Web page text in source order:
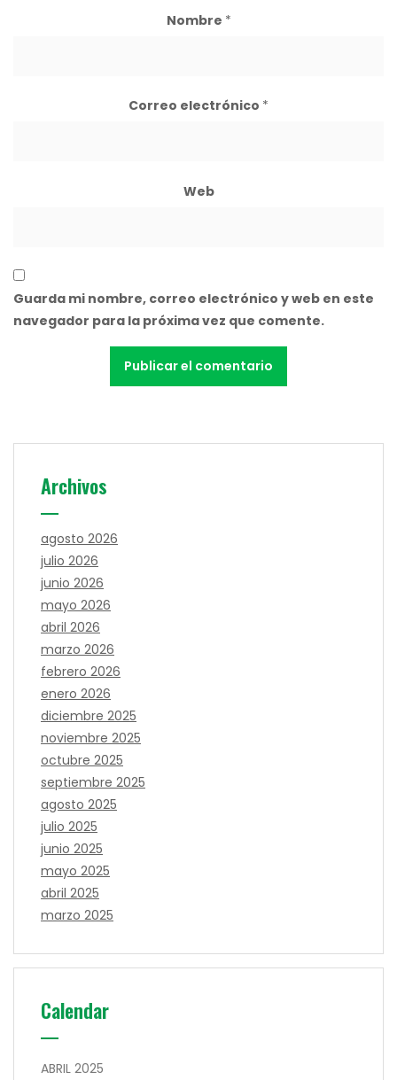
Nombre *
Correo electrónico *
Web
Guarda mi nombre, correo electrónico y web en este
navegador para la próxima vez que comente.
Archivos
agosto 2026
julio 2026
junio 2026
mayo 2026
abril 2026
marzo 2026
febrero 2026
enero 2026
diciembre 2025
noviembre 2025
octubre 2025
septiembre 2025
agosto 2025
julio 2025
junio 2025
mayo 2025
abril 2025
marzo 2025
Calendar
ABRIL 2025